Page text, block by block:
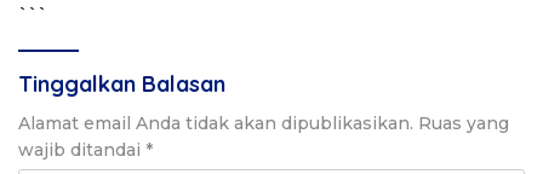
```
Tinggalkan Balasan
Alamat email Anda tidak akan dipublikasikan. Ruas yang
wajib ditandai *